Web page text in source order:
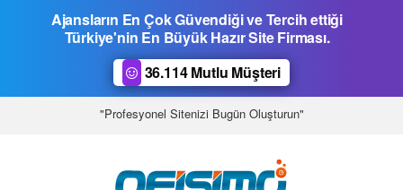
Ajansların En Çok Güvendiği ve Tercih ettiği
Türkiye'nin En Büyük Hazır Site Firması.
36.114 Mutlu Müşteri
"Profesyonel Sitenizi Bugün Oluşturun"